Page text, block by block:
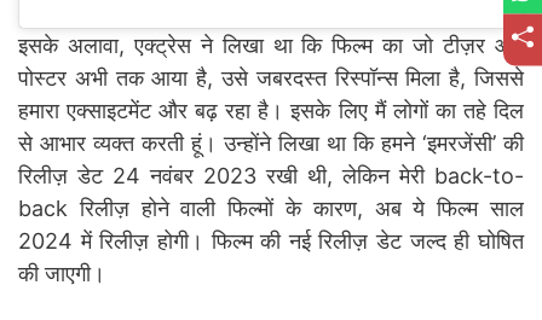
इसके अलावा, एक्ट्रेस ने लिखा था कि फिल्म का जो टीज़र और
पोस्टर अभी तक आया है, उसे जबरदस्त रिस्पॉन्स मिला है, जिससे
हमारा एक्साइटमेंट और बढ़ रहा है। इसके लिए मैं लोगों का तहे दिल
से आभार व्यक्त करती हूं। उन्होंने लिखा था कि हमने ‘इमरजेंसी’ की
रिलीज़ डेट 24 नवंबर 2023 रखी थी, लेकिन मेरी back-to-
back रिलीज़ होने वाली फिल्मों के कारण, अब ये फिल्म साल
2024 में रिलीज़ होगी। फिल्म की नई रिलीज़ डेट जल्द ही घोषित
की जाएगी।